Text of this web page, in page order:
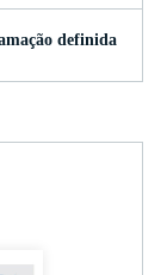
definida